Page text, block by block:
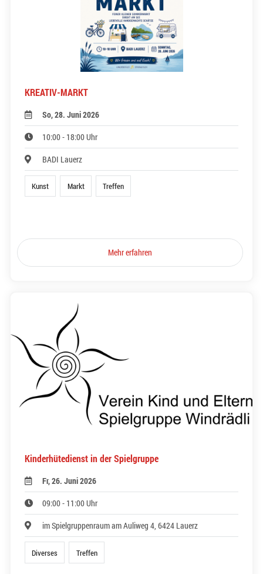
KREATIV-MARKT
So, 28. Juni 2026
10:00 - 18:00 Uhr
BADI Lauerz
Kunst Markt Treffen
Mehr erfahren
Kinderhütedienst in der Spielgruppe
Fr, 26. Juni 2026
09:00 - 11:00 Uhr
im Spielgruppenraum am Auliweg 4, 6424 Lauerz
Diverses Treffen